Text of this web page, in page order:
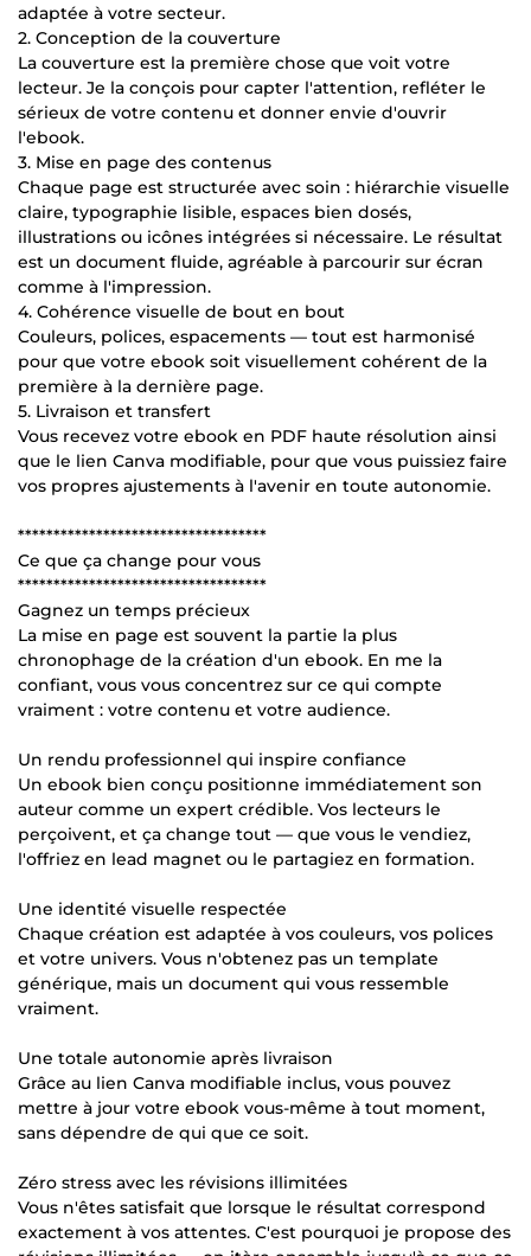
adaptée à votre secteur.
2. Conception de la couverture
La couverture est la première chose que voit votre
lecteur. Je la conçois pour capter l'attention, refléter le
sérieux de votre contenu et donner envie d'ouvrir
l'ebook.
3. Mise en page des contenus
Chaque page est structurée avec soin : hiérarchie visuelle
claire, typographie lisible, espaces bien dosés,
illustrations ou icônes intégrées si nécessaire. Le résultat
est un document fluide, agréable à parcourir sur écran
comme à l'impression.
4. Cohérence visuelle de bout en bout
Couleurs, polices, espacements — tout est harmonisé
pour que votre ebook soit visuellement cohérent de la
première à la dernière page.
5. Livraison et transfert
Vous recevez votre ebook en PDF haute résolution ainsi
que le lien Canva modifiable, pour que vous puissiez faire
vos propres ajustements à l'avenir en toute autonomie.
***********************************
Ce que ça change pour vous
***********************************
Gagnez un temps précieux
La mise en page est souvent la partie la plus
chronophage de la création d'un ebook. En me la
confiant, vous vous concentrez sur ce qui compte
vraiment : votre contenu et votre audience.
Un rendu professionnel qui inspire confiance
Un ebook bien conçu positionne immédiatement son
auteur comme un expert crédible. Vos lecteurs le
perçoivent, et ça change tout — que vous le vendiez,
l'offriez en lead magnet ou le partagiez en formation.
Une identité visuelle respectée
Chaque création est adaptée à vos couleurs, vos polices
et votre univers. Vous n'obtenez pas un template
générique, mais un document qui vous ressemble
vraiment.
Une totale autonomie après livraison
Grâce au lien Canva modifiable inclus, vous pouvez
mettre à jour votre ebook vous-même à tout moment,
sans dépendre de qui que ce soit.
Zéro stress avec les révisions illimitées
Vous n'êtes satisfait que lorsque le résultat correspond
exactement à vos attentes. C'est pourquoi je propose des